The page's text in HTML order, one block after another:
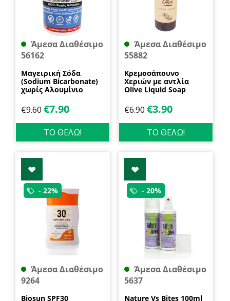
Άμεσα Διαθέσιμο
56162
Μαγειρική Σόδα
(Sodium Bicarbonate)
χωρίς Αλουμίνιο
€9.60€7.90
ΤΟ ΘΕΛΩ!
Άμεσα Διαθέσιμο
55882
Κρεμοσάπουνο
Χεριών με αντλία
Olive Liquid Soap
€6.90 €3.90
ΤΟ ΘΕΛΩ!
- 22%
Άμεσα Διαθέσιμο
9264
Biosun SPF30
- 20%
Άμεσα Διαθέσιμο
5637
Nature Vs Bites 100ml